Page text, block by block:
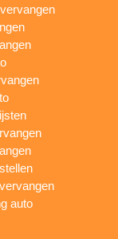
auto